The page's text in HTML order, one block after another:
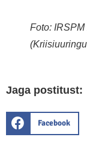
Foto:
Jaga postitust:
Facebook